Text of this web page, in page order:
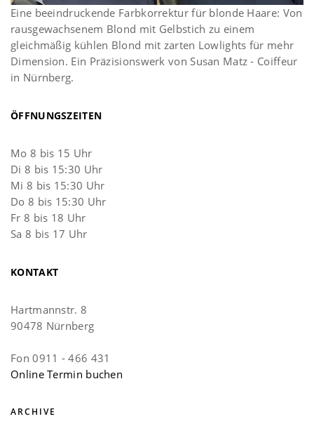
Eine beeindruckende Farbkorrektur für blonde Haare: Von
rausgewachsenem Blond mit Gelbstich zu einem
gleichmäßig kühlen Blond mit zarten Lowlights für mehr
Dimension. Ein Präzisionswerk von Susan Matz - Coiffeur
in Nürnberg.
ÖFFNUNGSZEITEN
Mo 8 bis 15 Uhr
Di 8 bis 15:30 Uhr
Mi 8 bis 15:30 Uhr
Do 8 bis 15:30 Uhr
Fr 8 bis 18 Uhr
Sa 8 bis 17 Uhr
KONTAKT
Hartmannstr. 8
90478 Nürnberg
Fon 0911 - 466 431
Online Termin buchen
ARCHIVE